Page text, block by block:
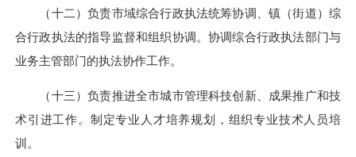
（十二）负责市域综合行政执法统筹协调、镇（街道）综
合行政执法的指导监督和组织协调。协调综合行政执法部门与
业务主管部门的执法协作工作。
（十三）负责推进全市城市管理科技创新、成果推广和技
术引进工作。制定专业人才培养规划，组织专业技术人员培
训。